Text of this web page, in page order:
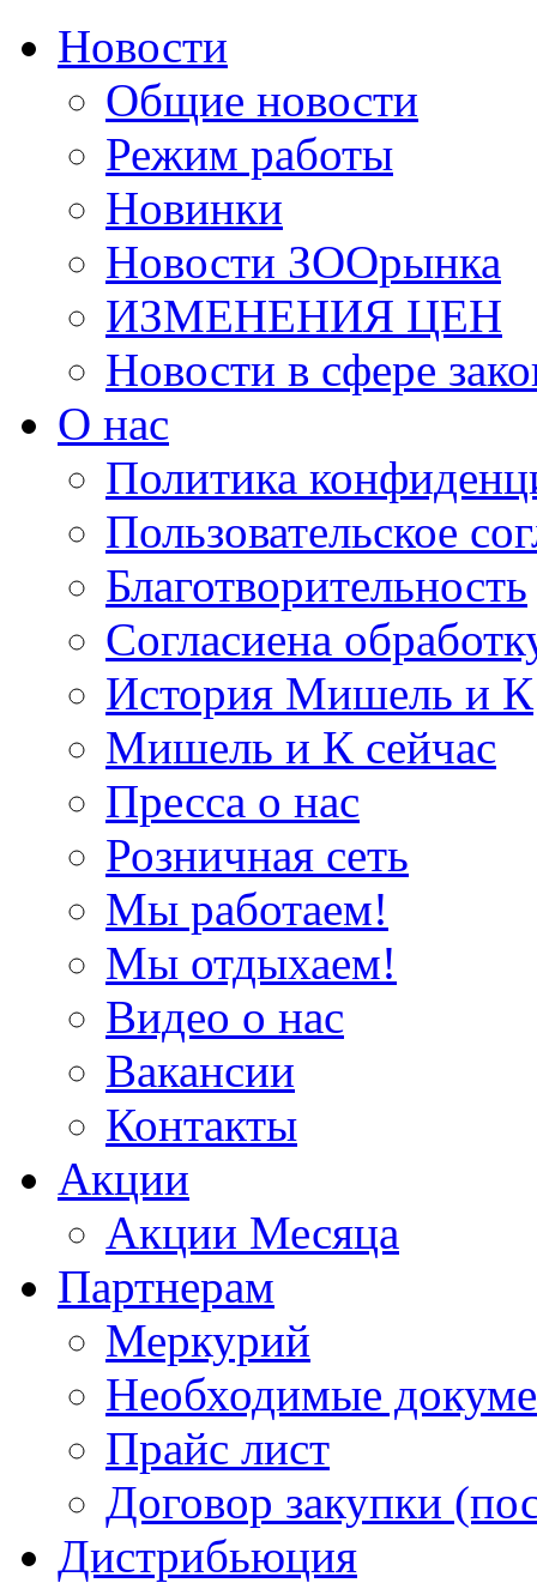
Новости
Общие новости
Режим работы
Новинки
Новости ЗООрынка
ИЗМЕНЕНИЯ ЦЕН
Новости в сфере
О нас
Политика
Пользовательское
Благотворительность
Согласиена
История Мишель и К
Мишель и К сейчас
Пресса о нас
Розничная сеть
Мы работаем!
Мы отдыхаем!
Видео о нас
Вакансии
Контакты
Акции
Акции Месяца
Партнерам
Меркурий
Необходимые
Прайс лист
Договор закупки
Дистрибьюция